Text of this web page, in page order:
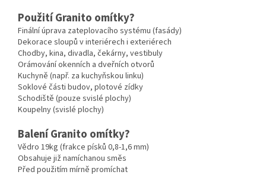
Použití Granito omítky?
Finální úprava zateplovacího systému (fasády)
Dekorace sloupů v interiérech i exteriérech
Chodby, kina, divadla, čekárny, vestibuly
Orámování okenních a dveřních otvorů
Kuchyně (např. za kuchyňskou linku)
Soklové části budov, plotové zídky
Schodiště (pouze svislé plochy)
Koupelny (svislé plochy)
Balení Granito omítky?
Vědro 19kg (frakce písků 0,8-1,6 mm)
Obsahuje již namíchanou směs
Před použitím mírně promíchat